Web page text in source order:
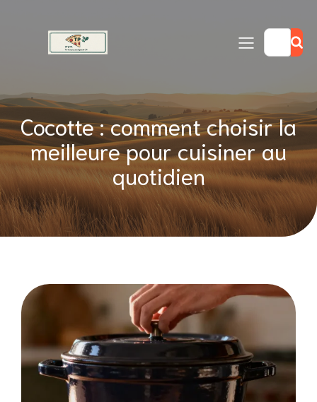
Cocotte : comment choisir la
meilleure pour cuisiner au
quotidien